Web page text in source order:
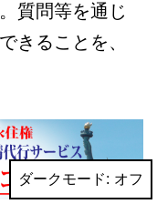
質問等を通じ
きることを、
ダークモード: